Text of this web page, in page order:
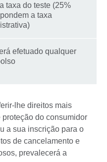
taxa do teste (25%
a taxa
efetuado qualquer
lhe direitos mais
do consumidor
a sua inscrição para o
de cancelamento e
prevalecerá a